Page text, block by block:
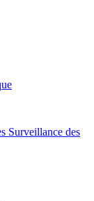
Surveillance des